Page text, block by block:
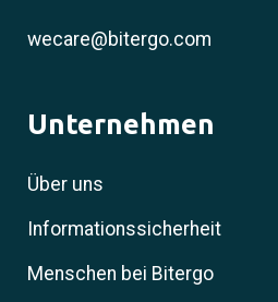
wecare@bitergo.com
Unternehmen
Über uns
Informationssicherheit
Menschen bei Bitergo